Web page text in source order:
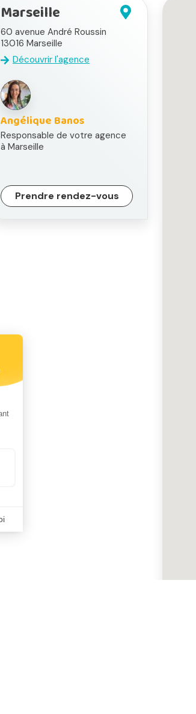
Marseille
60 avenue André Roussin
13016 Marseille
Découvrir l'agence
Angélique Banos
Responsable de votre agence
à Marseille
Prendre rendez-vous